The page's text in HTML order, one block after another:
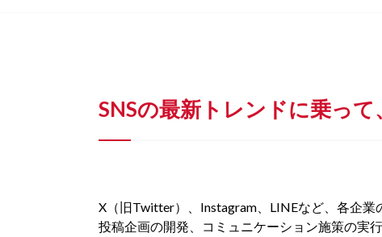
SNSの最新トレンドに乗っ
X（旧Twitter）、Instagram、LINEなど、各企業
投稿企画の開発、コミュニケーション施策の実